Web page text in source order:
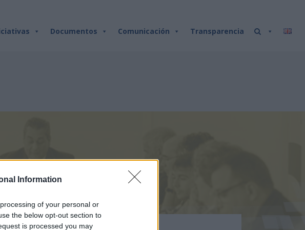
Information
of your personal or
the below opt-out section to
is processed you may
Documentos Comunicación Transparencia